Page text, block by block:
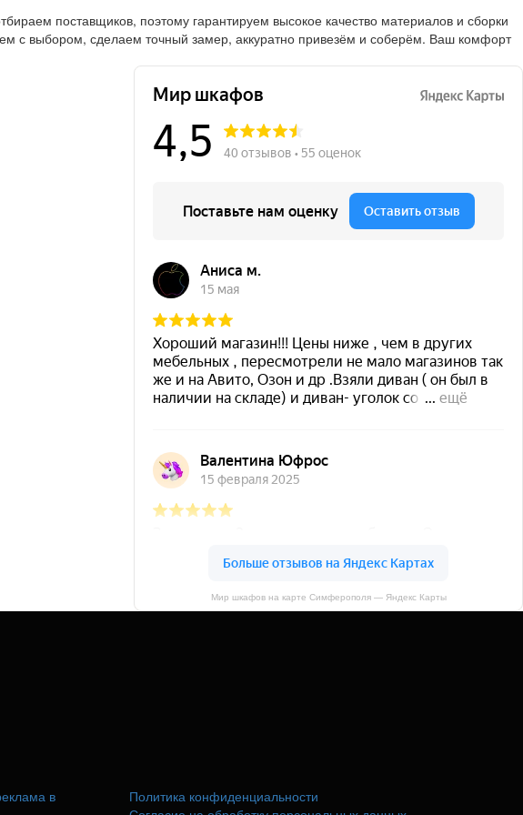
поставщиков, поэтому гарантируем высокое качество материалов и сборки
с выбором, сделаем точный замер, аккуратно привезём и соберём. Ваш комфорт
Мир шкафов на карте Симферополя — Яндекс Карты
в
Политика конфиденциальности